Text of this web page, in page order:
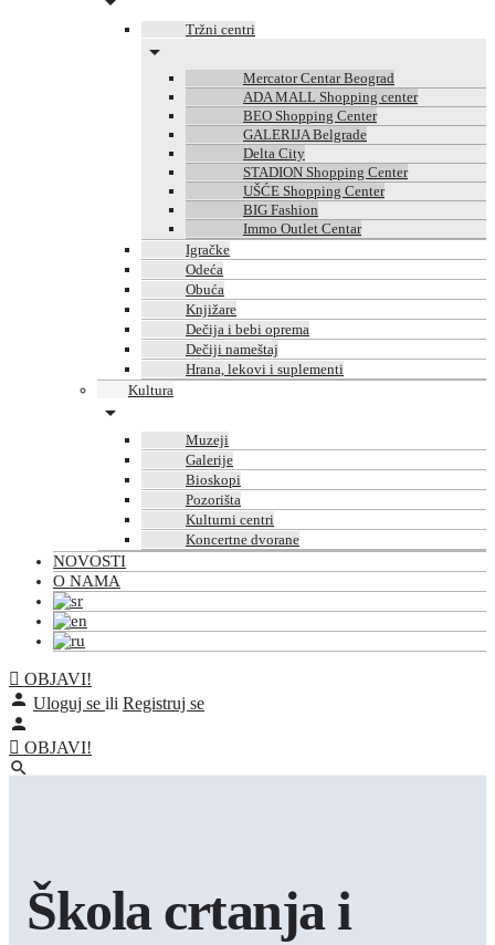
Tržni centri
Mercator Centar Beograd
ADA MALL Shopping center
BEO Shopping Center
GALERIJA Belgrade
Delta City
STADION Shopping Center
UŠĆE Shopping Center
BIG Fashion
Immo Outlet Centar
Igračke
Odeća
Obuća
Knjižare
Dečija i bebi oprema
Dečiji nameštaj
Hrana, lekovi i suplementi
Kultura
Muzeji
Galerije
Bioskopi
Pozorišta
Kulturni centri
Koncertne dvorane
NOVOSTI
O NAMA
OBJAVI!
Uloguj se ili Registruj se
OBJAVI!
Škola crtanja i